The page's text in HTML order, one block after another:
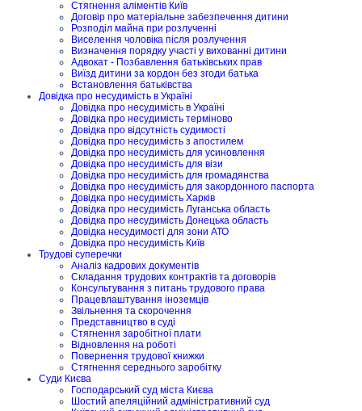
Стягнення аліментів Київ
Договір про матеріальне забезпечення дитини
Розподіл майна при розлученні
Виселення чоловіка після розлучення
Визначення порядку участі у вихованні дитини
Адвокат - Позбавлення батьківських прав
Виїзд дитини за кордон без згоди батька
Встановлення батьківства
Довідка про несудимість в Україні
Довідка про несудимість в Україні
Довідка про несудимість терміново
Довідка про відсутність судимості
Довідка про несудимість з апостилем
Довідка про несудимість для усиновлення
Довідка про несудимість для візи
Довідка про несудимість для громадянства
Довідка про несудимість для закордонного паспорта
Довідка про несудимість Харків
Довідка про несудимість Луганська область
Довідка про несудимість Донецька область
Довідка несудимості для зони АТО
Довідка про несудимість Київ
Трудові суперечки
Аналіз кадрових документів
Складання трудових контрактів та договорів
Консультування з питань трудового права
Працевлаштування іноземців
Звільнення та скорочення
Представництво в суді
Стягнення заробітної плати
Відновлення на роботі
Повернення трудової книжки
Стягнення середнього заробітку
Суди Києва
Господарський суд міста Києва
Шостий апеляційний адміністративний суд